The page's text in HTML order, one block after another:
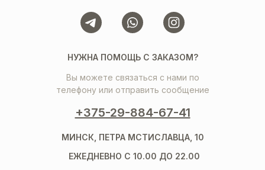
НУЖНА ПОМОЩЬ С ЗАКАЗОМ?
Вы можете связаться с нами по
телефону или отправить сообщение
+375-29-884-67-41
МИНСК, ПЕТРА МСТИСЛАВЦА, 10
ЕЖЕДНЕВНО С 10.00 ДО 22.00